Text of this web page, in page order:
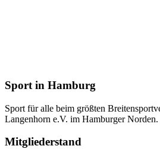
Sport in Hamburg
Sport für alle beim größten
Langenhorn e.V. im Hamburger Norden.
Mitgliederstand